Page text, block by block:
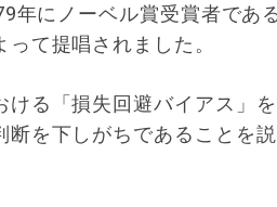
年にノーベル賞受賞者であ
て提唱されました。
ける「損失回避バイアス」
を下しがちであることを説